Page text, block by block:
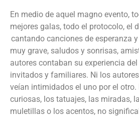
En medio de aquel magno evento,
mejores galas, todo el protocolo, el
cantando canciones de esperanza
muy grave, saludos y sonrisas,
autores contaban su experiencia
invitados y familiares. Ni los
veían intimidados el uno por el
curiosas, los tatuajes, las miradas,
muletillas o los acentos, no